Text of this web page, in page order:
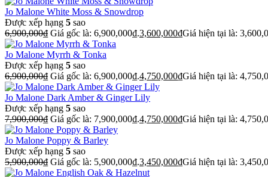
Jo Malone White Moss & Snowdrop
Được xếp hạng 5 sao
6,900,000₫ Giá gốc là: 6,900,000₫.3,600,000₫Giá hiện tại là:
Jo Malone Myrrh & Tonka
Được xếp hạng 5 sao
6,900,000₫ Giá gốc là: 6,900,000₫.4,750,000₫Giá hiện tại là:
Jo Malone Dark Amber & Ginger Lily
Được xếp hạng 5 sao
7,900,000₫ Giá gốc là: 7,900,000₫.4,750,000₫Giá hiện tại là:
Jo Malone Poppy & Barley
Được xếp hạng 5 sao
5,900,000₫ Giá gốc là: 5,900,000₫.3,450,000₫Giá hiện tại là: